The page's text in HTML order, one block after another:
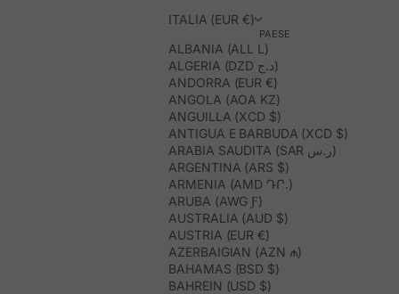
ITALIA (EUR €)
PAESE
ALBANIA (ALL L)
ALGERIA (DZD د.ج)
ANDORRA (EUR €)
ANGOLA (AOA KZ)
ANGUILLA (XCD $)
ANTIGUA E BARBUDA (XCD $)
ARABIA SAUDITA (SAR ر.س)
ARGENTINA (ARS $)
ARMENIA (AMD ԴՐ.)
ARUBA (AWG Ƒ)
AUSTRALIA (AUD $)
AUSTRIA (EUR €)
AZERBAIGIAN (AZN ₼)
BAHAMAS (BSD $)
BAHREIN (USD $)